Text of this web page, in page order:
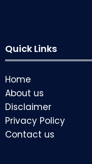
Quick Links
Home
About us
Disclaimer
Privacy Policy
Contact us